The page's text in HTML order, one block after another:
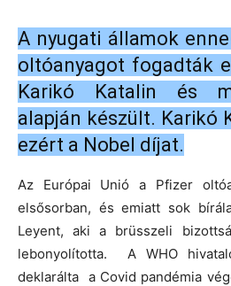
A nyugati államok
oltóanyagot fogadták
Karikó Katalin és
alapján készült. Karikó
ezért a Nobel díjat.
Az Európai Unió a Pfizer
elsősorban, és emiatt sok
Leyent, aki a brüsszeli
lebonyolította. A WHO
deklarálta a Covid pandémia